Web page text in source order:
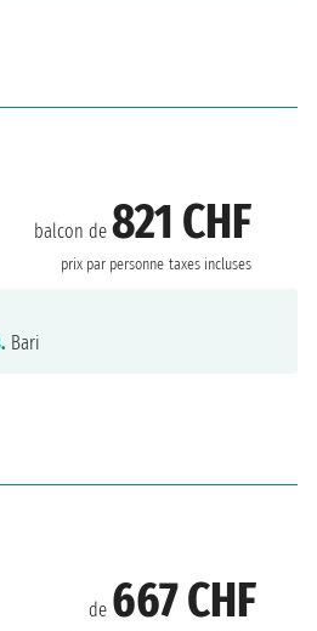
balcon de821 CHF
prix par personne taxes incluses
Bari
de 667 CHF